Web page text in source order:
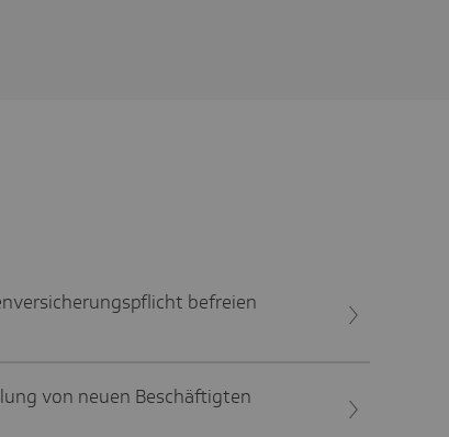
befreien
von neuen Beschäftigten